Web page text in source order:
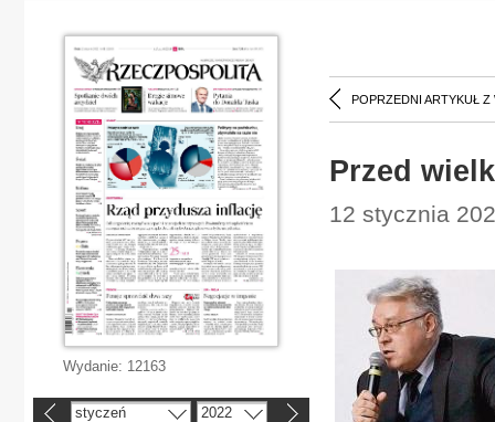
POPRZEDNI ARTYKUŁ Z
Przed
12 stycznia
Wydanie: 12163
styczeń 2022